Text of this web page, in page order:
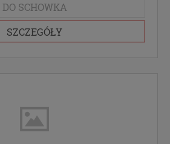
DO SCHOWKA
SZCZEGÓŁY